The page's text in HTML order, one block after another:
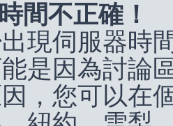
間不正確！
現伺服器時
是因為討論
，您可以在